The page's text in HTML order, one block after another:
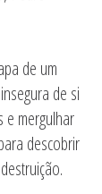
de um
de si
e mergulhar
descobrir